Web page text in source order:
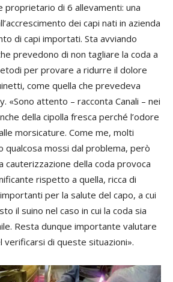
proprietario di 6 allevamenti: una
dei capi nati in azienda
di capi importati. Sta avviando
prevedono di non tagliare la coda a
per provare a ridurre il dolore
come quella che prevedeva
«Sono attento – racconta Canali – nei
della cipolla fresca perché l’odore
morsicature. Come me, molti
qualcosa mossi dal problema, però
cauterizzazione della coda provoca
rispetto a quella, ricca di
per la salute del capo, a cui
il suino nel caso in cui la coda sia
Resta dunque importante valutare
verificarsi di queste situazioni».